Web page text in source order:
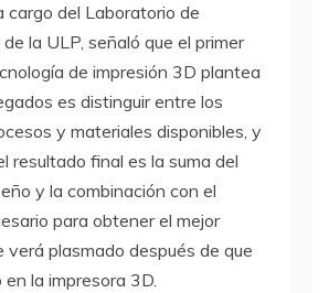
cargo del Laboratorio de
la ULP, señaló que el primer
de impresión 3D plantea
es distinguir entre los
y materiales disponibles, y
resultado final es la suma del
y la combinación con el
para obtener el mejor
verá plasmado después de que
la impresora 3D.